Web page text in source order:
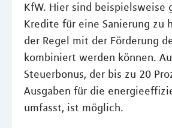
KfW. Hier sind beispielsweise
Kredite für eine Sanierung zu
der Regel mit der Förderung
kombiniert werden können.
Steuerbonus, der bis zu 20
Ausgaben für die
umfasst, ist möglich.